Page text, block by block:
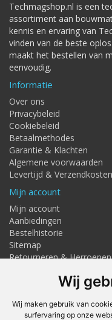
Wij
Wij maken gebruik van
surfervaring op onze
Techmagshop.nl is een
assortiment aan
kennis en ervaring van
vinden van de beste
maakt het bestellen van
eenvoudig.
Informatie
Over ons
Privacybeleid
Cookiebeleid
Betaalmethodes
Garantie & Klachten
Algemene voorwaarden
Levertijd & Verzendkosten
Mijn account
Mijn account
Aanbiedingen
Bestelhistorie
Sitemap
Retourneren & Herroepen
Adresgegevens
Textielstraat 4,
Telefoon: 053-7676275